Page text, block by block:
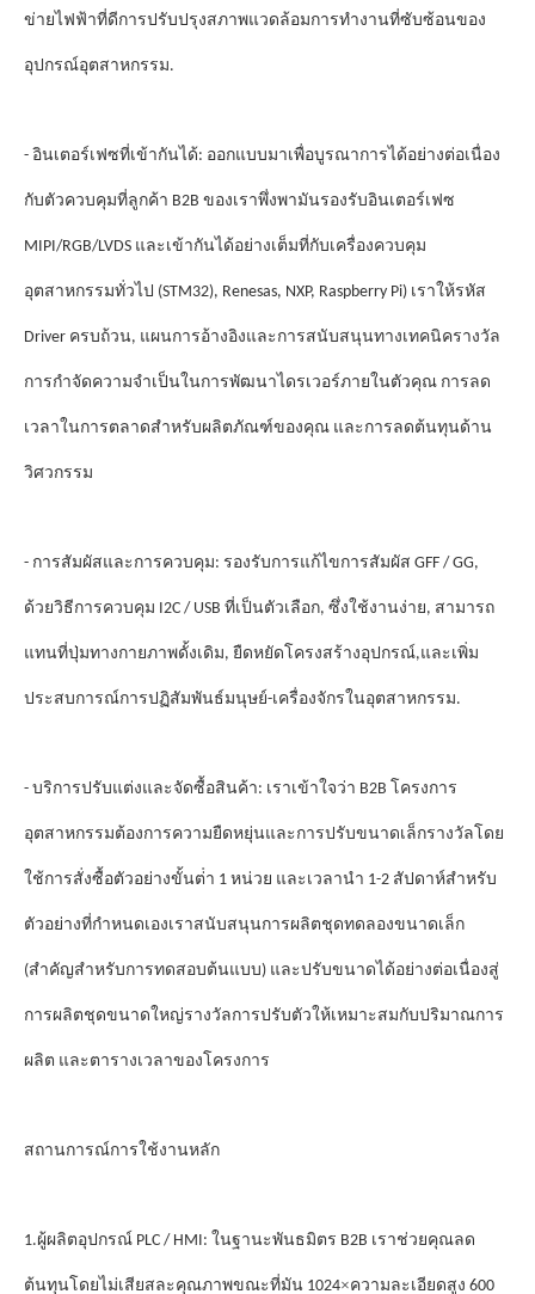
ข่ายไฟฟ้าที่ดีการปรับปรุงสภาพแวดล้อมการทํางานที่ซับซ้อนของ
อุปกรณ์อุตสาหกรรม.
- อินเตอร์เฟซที่เข้ากันได้: ออกแบบมาเพื่อบูรณาการได้อย่างต่อเนื่อง
กับตัวควบคุมที่ลูกค้า B2B ของเราพึ่งพามันรองรับอินเตอร์เฟซ
MIPI/RGB/LVDS และเข้ากันได้อย่างเต็มที่กับเครื่องควบคุม
อุตสาหกรรมทั่วไป (STM32), Renesas, NXP, Raspberry Pi) เราให้รหัส
Driver ครบถ้วน, แผนการอ้างอิงและการสนับสนุนทางเทคนิครางวัล
การกําจัดความจําเป็นในการพัฒนาไดรเวอร์ภายในตัวคุณ การลด
เวลาในการตลาดสําหรับผลิตภัณฑ์ของคุณ และการลดต้นทุนด้าน
วิศวกรรม
- การสัมผัสและการควบคุม: รองรับการแก้ไขการสัมผัส GFF / GG,
ด้วยวิธีการควบคุม I2C / USB ที่เป็นตัวเลือก, ซึ่งใช้งานง่าย, สามารถ
แทนที่ปุ่มทางกายภาพดั้งเดิม, ยืดหยัดโครงสร้างอุปกรณ์,และเพิ่ม
ประสบการณ์การปฏิสัมพันธ์มนุษย์-เครื่องจักรในอุตสาหกรรม.
- บริการปรับแต่งและจัดซื้อสินค้า: เราเข้าใจว่า B2B โครงการ
อุตสาหกรรมต้องการความยืดหยุ่นและการปรับขนาดเล็กรางวัล โดย
ใช้การสั่งซื้อตัวอย่างขั้นต่ํา 1 หน่วย และเวลานํา 1-2 สัปดาห์สําหรับ
ตัวอย่างที่กําหนดเองเราสนับสนุนการผลิตชุดทดลองขนาดเล็ก
(สําคัญสําหรับการทดสอบต้นแบบ) และปรับขนาดได้อย่างต่อเนื่องสู่
การผลิตชุดขนาดใหญ่รางวัลการปรับตัวให้เหมาะสมกับปริมาณการ
ผลิต และตารางเวลาของโครงการ
สถานการณ์การใช้งานหลัก
1.ผู้ผลิตอุปกรณ์ PLC / HMI: ในฐานะพันธมิตร B2B เราช่วยคุณลด
ต้นทุนโดยไม่เสียสละคุณภาพขณะที่มัน 1024×ความละเอียดสูง 600